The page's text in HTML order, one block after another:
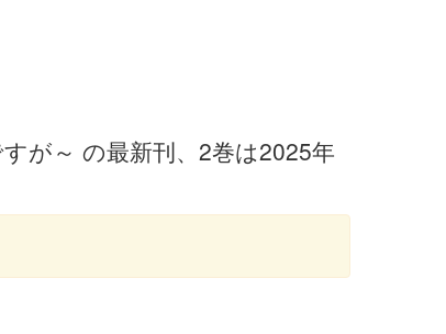
が～ の最新刊、2巻は2025年